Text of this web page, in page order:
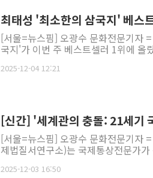
최태성 '최소한의 삼국지' 베스
[서울=뉴스핌] 오광수 문화전문기자
국지'가 이번 주 베스트셀러 1위에 올
2025-12-04 12:21
[신간] '세계관의 충돌: 21세기
[서울=뉴스핌] 오광수 문화전문기자
제법질서연구소)는 국제통상전문가
2025-12-03 16:50